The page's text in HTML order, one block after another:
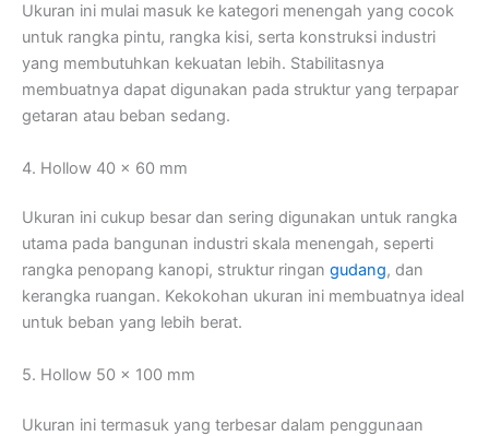
Ukuran ini mulai masuk ke kategori menengah yang cocok
untuk rangka pintu, rangka kisi, serta konstruksi industri
yang membutuhkan kekuatan lebih. Stabilitasnya
membuatnya dapat digunakan pada struktur yang terpapar
getaran atau beban sedang.
4. Hollow 40 x 60 mm
Ukuran ini cukup besar dan sering digunakan untuk rangka
utama pada bangunan industri skala menengah, seperti
rangka penopang kanopi, struktur ringan gudang, dan
kerangka ruangan. Kekokohan ukuran ini membuatnya ideal
untuk beban yang lebih berat.
5. Hollow 50 x 100 mm
Ukuran ini termasuk yang terbesar dalam penggunaan